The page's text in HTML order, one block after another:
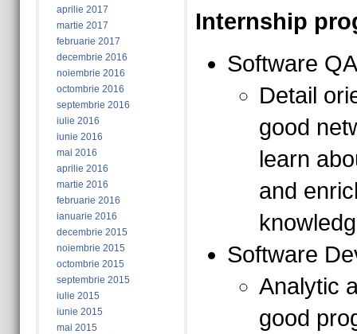
aprilie 2017
martie 2017
februarie 2017
decembrie 2016
noiembrie 2016
octombrie 2016
septembrie 2016
iulie 2016
iunie 2016
mai 2016
aprilie 2016
martie 2016
februarie 2016
ianuarie 2016
decembrie 2015
noiembrie 2015
octombrie 2015
septembrie 2015
iulie 2015
iunie 2015
mai 2015
Internship
Software
Detail
good
learn
and
Software
Analytic
good